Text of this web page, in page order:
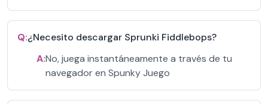
Q:¿Necesito descargar Sprunki Fiddlebops?
A:No, juega instantáneamente a través de tu
navegador en Spunky Juego